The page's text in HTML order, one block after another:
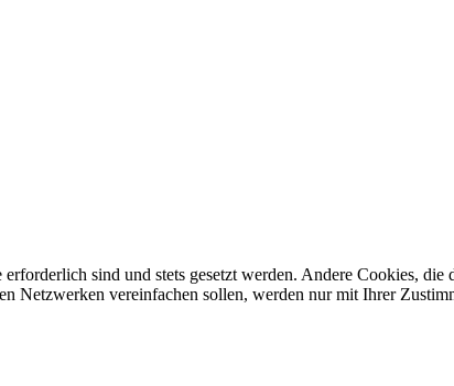
sind und stets gesetzt werden. Andere Cookies,
Netzwerken vereinfachen sollen, werden nur mit Ihrer